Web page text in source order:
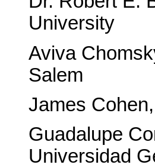
University
Aviva
Salem
James
Guadalupe
Universidad